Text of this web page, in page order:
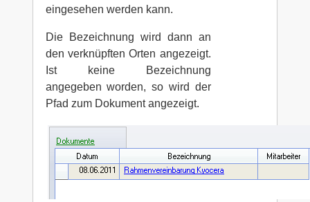
eingesehen werden kann.
Die Bezeichnung wird dann an
den verknüpften Orten angezeigt.
Ist keine Bezeichnung
angegeben worden, so wird der
Pfad zum Dokument angezeigt.